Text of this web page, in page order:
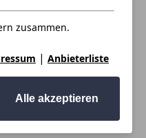
zusammen.
| Anbieterliste
Alle akzeptieren